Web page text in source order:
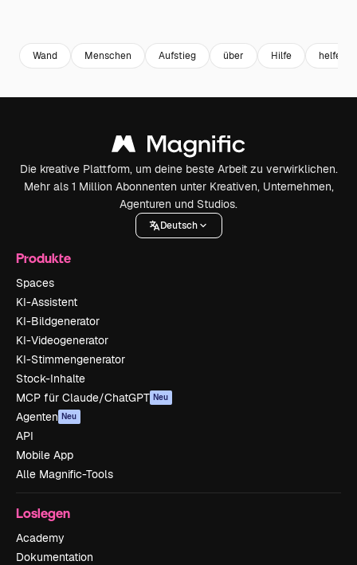
Wand Menschen Aufstieg über Hilfe helfen
Die kreative Plattform, um deine beste Arbeit zu verwirklichen.
Mehr als 1 Million Abonnenten unter Kreativen, Unternehmen,
Agenturen und Studios.
Deutsch
Produkte
Spaces
KI-Assistent
KI-Bildgenerator
KI-Videogenerator
KI-Stimmengenerator
Stock-Inhalte
MCP für Claude/ChatGPT Neu
Agenten Neu
API
Mobile App
Alle Magnific-Tools
Loslegen
Academy
Dokumentation